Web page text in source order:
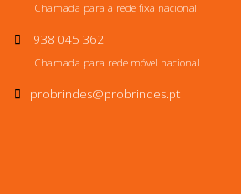
Chamada para a rede fixa nacional
938 045 362
Chamada para rede móvel nacional
probrindes@probrindes.pt